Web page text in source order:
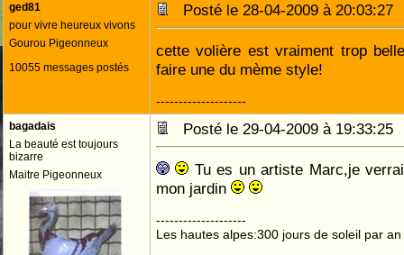
ged81
pour vivre heureux vivons
Gourou Pigeonneux
10055 messages postés
Posté le 28-04-2009 à
cette volière est vraiment trop
faire une du mème style!
--------------------
bagadais
La beauté est toujours
bizarre
Maitre Pigeonneux
Posté le 29-04-2009 à
Tu es un artiste Marc,je
mon jardin
--------------------
Les hautes alpes:300 jours de soleil par an